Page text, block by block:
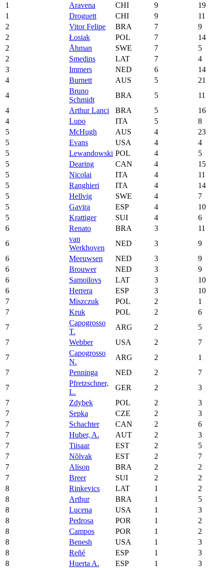
1 Aravena CHI 9
19
1
Droguett CHI 9
11
2
Vitor Felipe BRA 7
9
2
Łosiak POL 7
14
2
Åhman SWE 7
5
2
Smedins LAT 7
4
3
Immers NED 6
14
4
Burnett AUS 5
21
4
Bruno
Schmidt
BRA 5
11
4
Arthur Lanci BRA 5
16
4
Lupo ITA 5
8
5
McHugh AUS 4
23
5
Evans USA 4
4
5
Lewandowski POL 4
5
5
Dearing CAN 4
15
5
Nicolai ITA 4
11
5
Ranghieri ITA 4
14
5
Hellvig SWE 4
7
5
Gavira ESP 4
10
5
Krattiger SUI 4
6
6
Renato BRA 3
11
6
van
Werkhoven
NED 3
9
6
Meeuwsen NED 3
9
6
Brouwer NED 3
9
6
Samoilovs LAT 3
10
6
Herrera ESP 3
10
7
Miszczuk POL 2
1
7
Kruk POL 2
6
7
Capogrosso
T.
ARG 2
5
7
Webber USA 2
7
7
Capogrosso
N.
ARG 2
1
7
Penninga NED 2
7
7
Pfretzschner,
L.
GER 2
3
7
Zdybek POL 2
3
7
Sepka CZE 2
3
7
Schachter CAN 2
6
7
Huber, A. AUT 2
3
7
Tiisaar EST 2
5
7
Nõlvak EST 2
7
7
Alison BRA 2
2
7
Breer SUI 2
2
8
Rinkevics LAT 1
2
8
Arthur BRA 1
5
8
Lucena USA 1
3
8
Pedrosa POR 1
2
8
Campos POR 1
2
8
Benesh USA 1
3
8
Reñé ESP 1
3
8
Huerta A. ESP 1
3